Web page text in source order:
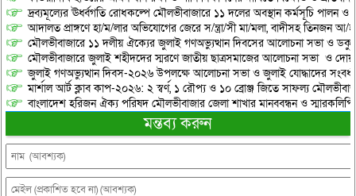
দ্রব্যমূল্যের ঊর্ধ্বগতি রোধকল্পে মৌলভীবাজারে ১১ দলের অবস্থান কর্মসূচি পালন ও
আদালত প্রাঙ্গণে হা/ম/লার অভিযোগের জেরে স/ন্ত্রা/সী মা/মলা, বাদীসহ তিনজন আ/
মৌলভীবাজারে ১১ দলীয় ঐক্যের জুলাই গণঅভ্যুত্থান দিবসের আলোচনা সভা ও
মৌলভীবাজারে জুলাই শহীদদের স্মরণে জাতীয় ছাত্রসমাজের আলোচনা সভা ও
জুলাই গণঅভ্যুত্থান দিবস-২০২৬ উপলক্ষে আলোচনা সভা ও জুলাই যোদ্ধাদের
মার্শাল আর্ট ক্লাব কাপ-২০২৬: ২ স্বর্ণ, ১ রৌপ্য ও ১০ ব্রোঞ্জ জিতে সাফল্য
বাংলাদেশ হরিজন ঐক্য পরিষদ মৌলভীবাজার জেলা শাখার মানববন্ধন ও স্মারকলিপি
মন্তব্য করুন